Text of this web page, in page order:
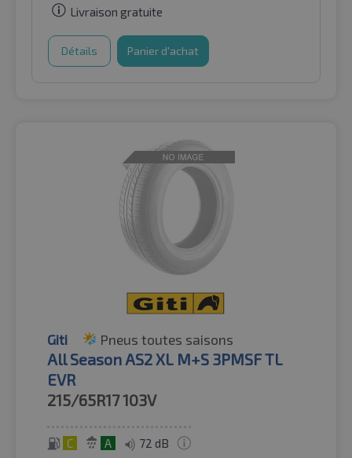
Livraison gratuite
Détails Panier d'achat
Giti Pneus toutes saisons
All Season AS2 XL M+S 3PMSF TL
EVR
215/65R17103V
C A 72 dB